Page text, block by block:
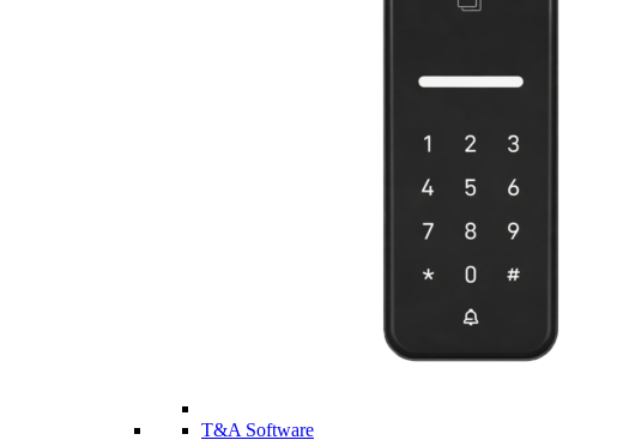
T&A Software